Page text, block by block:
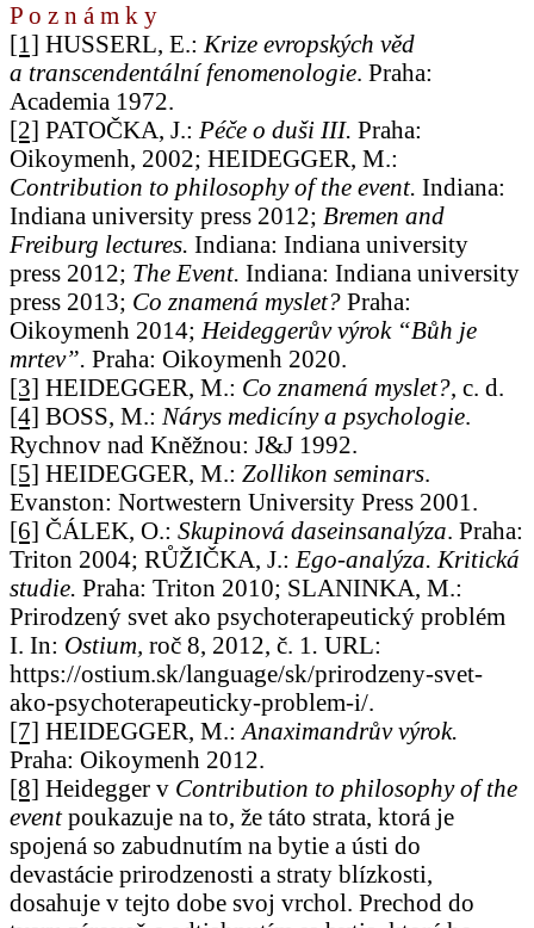
P o z n á m k y
[1] HUSSERL, E.: Krize evropských věd
a transcendentální fenomenologie. Praha:
Academia 1972.
[2] PATOČKA, J.: Péče o duši III. Praha:
Oikoymenh, 2002; HEIDEGGER, M.:
Contribution to philosophy of the event. Indiana:
Indiana university press 2012; Bremen and
Freiburg lectures. Indiana: Indiana university
press 2012; The Event. Indiana: Indiana university
press 2013; Co znamená myslet? Praha:
Oikoymenh 2014; Heideggerův výrok “Bůh je
mrtev”. Praha: Oikoymenh 2020.
[3] HEIDEGGER, M.: Co znamená myslet?, c. d.
[4] BOSS, M.: Nárys medicíny a psychologie.
Rychnov nad Kněžnou: J&J 1992.
[5] HEIDEGGER, M.: Zollikon seminars.
Evanston: Nortwestern University Press 2001.
[6] ČÁLEK, O.: Skupinová daseinsanalýza. Praha:
Triton 2004; RŮŽIČKA, J.: Ego-analýza. Kritická
studie. Praha: Triton 2010; SLANINKA, M.:
Prirodzený svet ako psychoterapeutický problém
I. In: Ostium, roč 8, 2012, č. 1 . URL:
https://ostium.sk/language/sk/prirodzeny-svet-
ako-psychoterapeuticky-problem-i/.
[7] HEIDEGGER, M.: Anaximandrův výrok.
Praha: Oikoymenh 2012.
[8] Heidegger v Contribution to philosophy of the
eventpoukazuje na to, že táto strata, ktorá je
spojená so zabudnutím na bytie a ústi do
devastácie prirodzenosti a straty blízkosti,
dosahuje v tejto dobe svoj vrchol. Prechod do